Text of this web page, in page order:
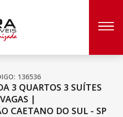
136536
3 QUARTOS 3 SUÍTES
|
CAETANO DO SUL - SP